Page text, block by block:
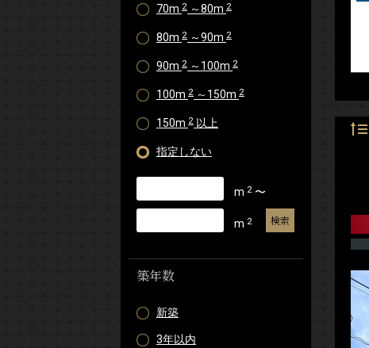
70m 2 ～80m 2
80m 2 ～90m 2
90m 2 ～100m 2
100m 2 ～150m 2
150m 2 以上
指定しない
m 2 〜
m 2
築年数
新築
3年以内